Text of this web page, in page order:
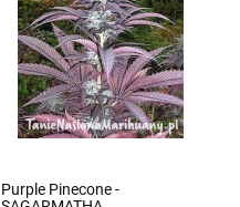
Purple Pinecone -